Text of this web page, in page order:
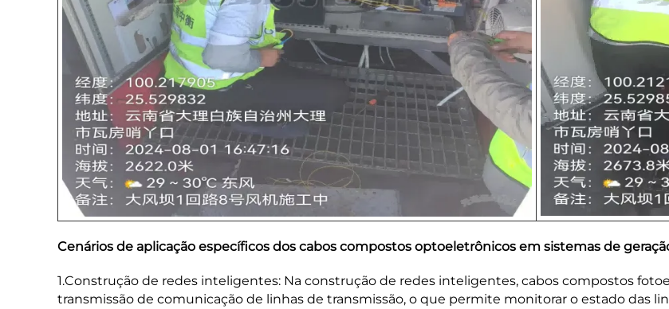
Cenários de aplicação específicos dos cabos compostos optoeletrônicos em sistemas de
1.Construção de redes inteligentes: Na construção de redes inteligentes, cabos compostos
transmissão de comunicação de linhas de transmissão, o que permite monitorar o estado das